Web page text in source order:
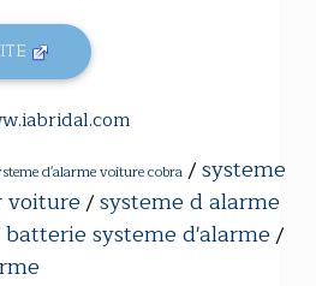
d'alarme voiture cobra /systeme
voiture/systeme d alarme
batterie systeme d'alarme/